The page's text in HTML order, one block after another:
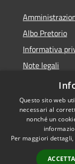
Albo Pretorio
Informativa
Note legali
Dichiarazione
Accessibilità
Questo sito web
necessari al
nonché un
Per maggiori